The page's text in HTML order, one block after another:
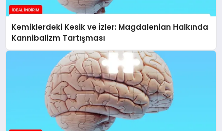
Kemiklerdeki Kesik ve İzler: Magdalenian Halkında
Kannibalizm Tartışması